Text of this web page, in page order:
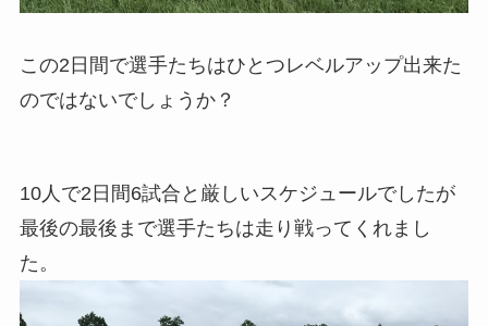
この2日間で選手たちはひとつレベルアップ出来た
のではないでしょうか？
10人で2日間6試合と厳しいスケジュールでしたが
最後の最後まで選手たちは走り戦ってくれまし
た。